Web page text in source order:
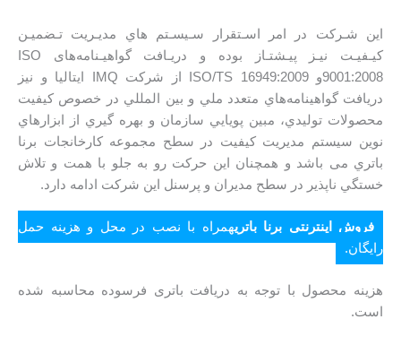
اين شـركت در امر اسـتقرار سـيسـتم هاي مديـريت تـضميـن
كيـفيـت نيـز پيـشتـاز بوده و دريـافت گواهیـنامه‌های ISO
9001:2008و ISO/TS 16949:2009 از شركت IMQ ايتاليا و نیز
دريافت گواهينامه‌هاي متعدد ملي و بين المللي در خصوص كيفيت
محصولات توليدي، مبين پويايي سازمان و بهره گيري از ابزارهاي
نوين سیستم مديريت کیفیت در سطح مجموعه كارخانجات برنا
باتري می باشد و همچنان اين حركت رو به جلو با همت و تلاش
خستگي ناپذير در سطح مدیران و پرسنل این شرکت ادامه دارد.
فروش اینترنتی برنا باتریهمراه با نصب در محل و هزینه حمل
رایگان.
هزینه محصول با توجه به دریافت باتری فرسوده محاسبه شده
است.